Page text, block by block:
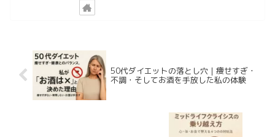
50代ダイエットの落とし穴｜痩せすぎ・
不調・そしてお酒を手放した私の体験